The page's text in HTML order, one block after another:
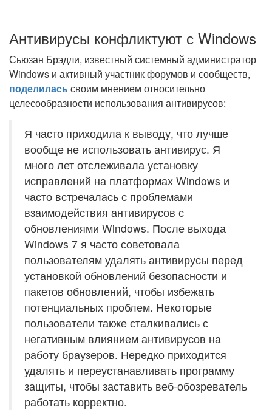
Антивирусы конфликтуют с Windows
Сьюзан Брэдли, известный системный администратор
Windows и активный участник форумов и сообществ,
поделиласьсвоим мнением относительно
целесообразности использования антивирусов:
Я часто приходила к выводу, что лучше
вообще не использовать антивирус. Я
много лет отслеживала установку
исправлений на платформах Windows и
часто встречалась с проблемами
взаимодействия антивирусов с
обновлениями Windows. После выхода
Windows 7 я часто советовала
пользователям удалять антивирусы перед
установкой обновлений безопасности и
пакетов обновлений, чтобы избежать
потенциальных проблем. Некоторые
пользователи также сталкивались с
негативным влиянием антивирусов на
работу браузеров. Нередко приходится
удалять и переустанавливать программу
защиты, чтобы заставить веб-обозреватель
работать корректно.